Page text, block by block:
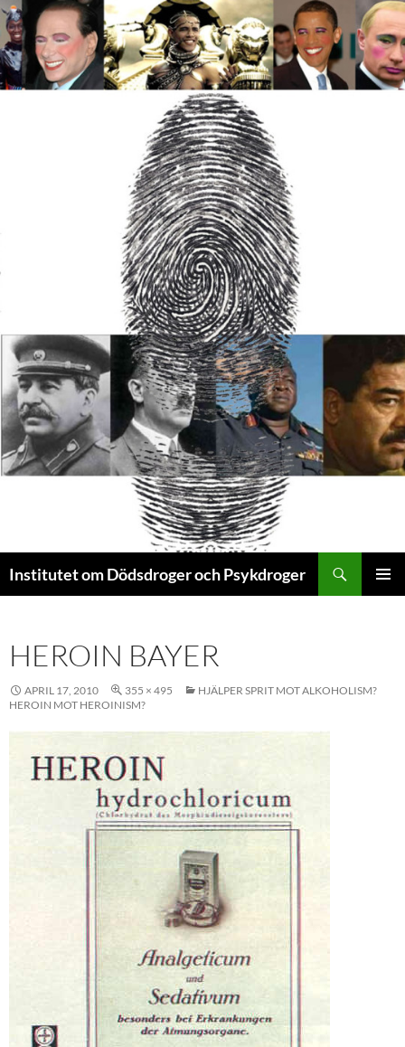
Institutet om Dödsdroger och Psykdroger
HEROIN BAYER
APRIL 17, 2010 355 × 495
HJÄLPER SPRIT MOT ALKOHOLISM?
HEROIN MOT HEROINISM?